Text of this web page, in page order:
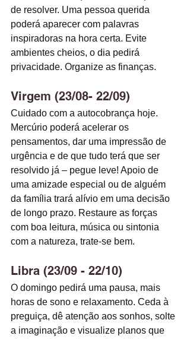
de resolver. Uma pessoa querida
poderá aparecer com palavras
inspiradoras na hora certa. Evite
ambientes cheios, o dia pedirá
privacidade. Organize as finanças.
Virgem (23/08- 22/09)
Cuidado com a autocobrança hoje.
Mercúrio poderá acelerar os
pensamentos, dar uma impressão de
urgência e de que tudo terá que ser
resolvido já – pegue leve! Apoio de
uma amizade especial ou de alguém
da família trará alívio em uma decisão
de longo prazo. Restaure as forças
com boa leitura, música ou sintonia
com a natureza, trate-se bem.
Libra (23/09 - 22/10)
O domingo pedirá uma pausa, mais
horas de sono e relaxamento. Ceda à
preguiça, dê atenção aos sonhos, solte
a imaginação e visualize planos que